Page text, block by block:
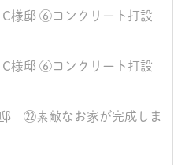
様邸 ⑥コンクリート打設
様邸 ⑥コンクリート打設
㉒素敵なお家が完成しま